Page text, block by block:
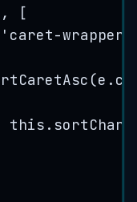
, [
' caret-wrapper
(e .
this .